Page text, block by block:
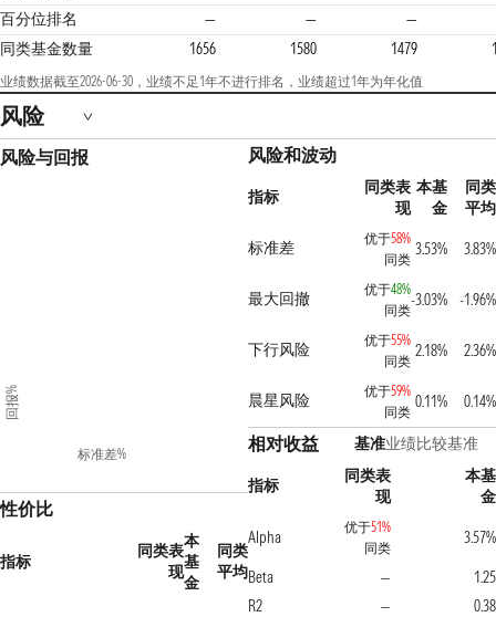
百分位排名 — —
—
同类基金数量
1656 1580 1479
业绩数据截至2026-06-30，业绩不足1年不进行排名，业绩超过1年为年化值
风险
风险与回报
标准差%
回报%
性价比
指标
同类表
现
本
基
金
同类
平均
风险和波动
指标
同类表
现
本基
金
同类
平均
标准差
优于58%
同类
3.53% 3.83%
最大回撤 优于48%
同类
-3.03% -1.96%
下行风险 优于55%
同类
2.18% 2.36%
晨星风险 优于59%
同类
0.11% 0.14%
相对收益 基准业绩比较基准
指标
同类表
现
本基
金
Alpha
优于51%
同类
3.57%
Beta
—
1.25
R2
—
0.38